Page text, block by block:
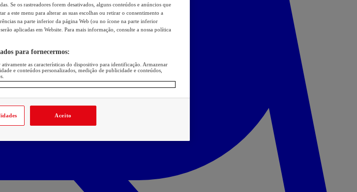
Se os rastreadores forem desativados, alguns conteúdos e anúncios que
a este menu para alterar as suas escolhas ou retirar o consentimento a
na parte inferior da página Web (ou no ícone na parte inferior
aplicadas em Website. Para mais informação, consulte a nossa política
para fornecermos:
as características do dispositivo para identificação. Armazenar
e conteúdos personalizados, medição de publicidade e conteúdos,
Aceito